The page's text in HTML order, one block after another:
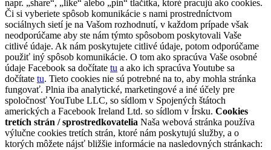
napr. „share“, „like“ alebo „pin“ tlačítka, ktoré pracujú ako cookies.
Či si vyberiete spôsob komunikácie s nami prostredníctvom
sociálnych sietí je na Vašom rozhodnutí, v každom prípade však
neodporúčame aby ste nám týmto spôsobom poskytovali Vaše
citlivé údaje. Ak nám poskytujete citlivé údaje, potom odporúčame
použiť iný spôsob komunikácie. O tom ako spracúva Vaše osobné
údaje Facebook sa dočítate tu a ako ich spracúva Youtube sa
dočítate tu. Tieto cookies nie sú potrebné na to, aby mohla stránka
fungovať. Plnia iba analytické, marketingové a iné účely pre
spoločnosť YouTube LLC, so sídlom v Spojených štátoch
amerických a Facebook Ireland Ltd. so sídlom v Írsku. Cookies
tretích strán / sprostredkovatelia Naša webová stránka používa
výlučne cookies tretích strán, ktoré nám poskytujú služby, a o
ktorých môžete nájsť bližšie informácie na nasledovných stránkach: